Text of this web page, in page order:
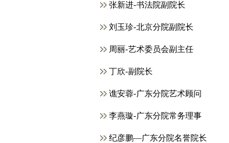
张新进-书法院副院长
刘玉珍-北京分院副院长
周丽-艺术委员会副主任
丁欣-副院长
谯安蓉-广东分院艺术顾问
李燕璇-广东分院常务理事
纪彦鹏—广东分院名誉院长